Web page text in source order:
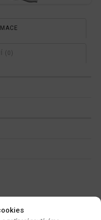
(0)
NATURA Kapalné hnojivo